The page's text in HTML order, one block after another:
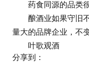
药食同源的品类很
酿酒业如果守旧不
量大的品牌企业，不
叶歌观酒
分享到：